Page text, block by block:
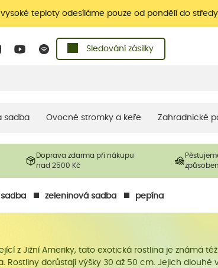
teploty odesíláme pouze od pondělí do středy
Sledování zásilky
sadba Ovocné stromky a keře Zahradnické
Doprava zdarma při nákupu
nad 2500 Kč
zeleninová sadba pepína
z Jižní Ameriky, tato exotická rostlina je známá
Rostliny dorůstají výšky 30 až 50 cm. Jejich